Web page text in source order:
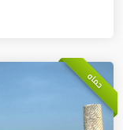
حماه